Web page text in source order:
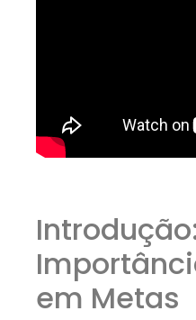
em Metas